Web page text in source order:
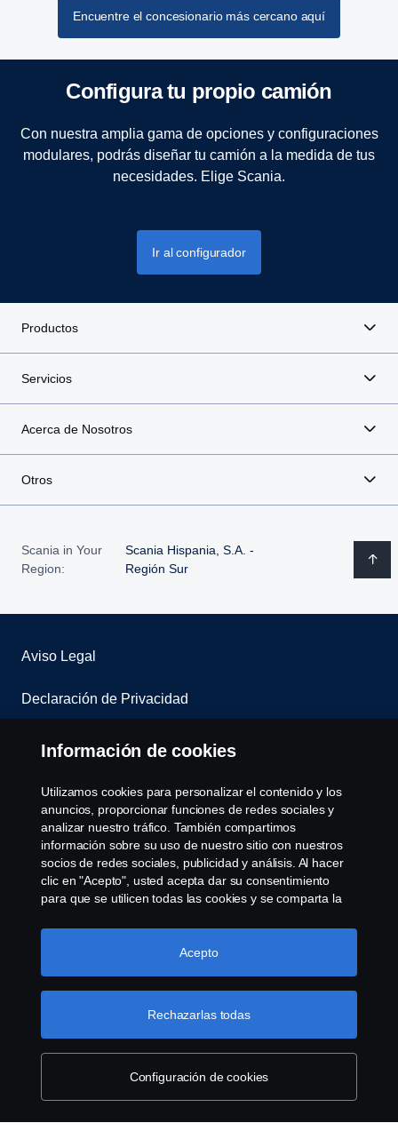
Encuentre el concesionario más cercano aquí
Confi­gura tu propio camión
Con nuestra amplia gama de opciones y configuraciones
modulares, podrás diseñar tu camión a la medida de tus
necesidades. Elige Scania.
Ir al configurador
Productos
Servicios
Acerca de Nosotros
Otros
Scania in Your
Region:
Scania Hispania, S.A. -
Región Sur
Aviso Legal
Declaración de Privacidad
Contacta con nosotros
Whistleblowing
Política de cookies
Cookie settings
© Copyright Scania 2022 All rights reserved. Scania
CV AB (publ), SE-151 87 Södertälje, Sweden, Tel:
+46-8-55 38 10 00, Fax: +46-8-55 38 10 37.
Información de cookies
Utilizamos cookies para personalizar el contenido y los
anuncios, proporcionar funciones de redes sociales y
analizar nuestro tráfico. También compartimos
información sobre su uso de nuestro sitio con nuestros
socios de redes sociales, publicidad y análisis. Al hacer
clic en "Acepto", usted acepta dar su consentimiento
para que se utilicen todas las cookies y se comparta la
haciendo clic en "Configuración de cookies" y
seleccionando las categorías que desea aceptar. Para
Más información sobre su privacidad
Configuración de cookies
Rechazarlas todas
Acepto